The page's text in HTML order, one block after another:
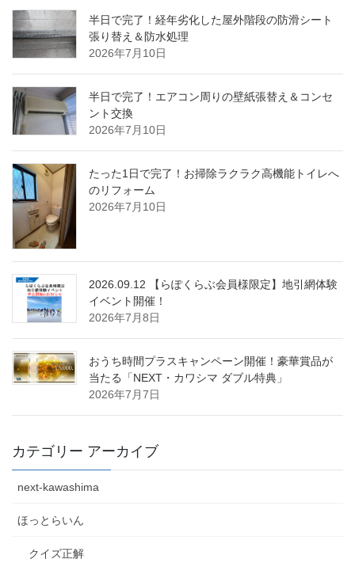
半日で完了！経年劣化した屋外階段の防滑シート
張り替え＆防水処理
2026年7月10日
半日で完了！エアコン周りの壁紙張替え＆コンセ
ント交換
2026年7月10日
たった1日で完了！お掃除ラクラク高機能トイレへ
のリフォーム
2026年7月10日
2026.09.12 【らぽくらぶ会員様限定】地引網体験
イベント開催！
2026年7月8日
おうち時間プラスキャンペーン開催！豪華賞品が
当たる「NEXT・カワシマ ダブル特典」
2026年7月7日
カテゴリー アーカイブ
next-kawashima
ほっとらいん
クイズ正解